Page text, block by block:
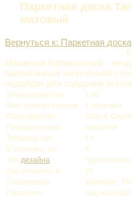
Паркетная доска
матовый
Вернуться к: Паркетная доска
Махагони Африканский -
пропитанный энергетикой
подойдет для создания
Цена указана за
1 м2
Мин. партия покупки
1 упаковка
Производство
Tarkett,
Порода дерева
махагони
Толщина, мм
14
В упаковке, шт.
6
Тип дизайна
Вес упаковки, кг
23
Соединение
замковое, T-
Покрытие
лак, матовый